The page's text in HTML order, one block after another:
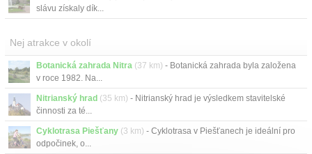
slávu získaly dík...
Nej atrakce v okolí
Botanická zahrada Nitra (37 km) - Botanická zahrada byla založena
v roce 1982. Na...
Nitrianský hrad (35 km) - Nitrianský hrad je výsledkem stavitelské
činnosti za té...
Cyklotrasa Piešťany (3 km) - Cyklotrasa v Piešťanech je ideální pro
odpočinek, o...